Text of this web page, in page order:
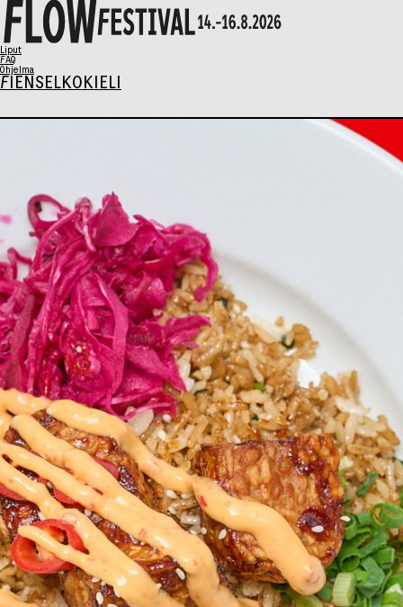
Liput
FAQ
Ohjelma
FI ENSELKOKIELI
Ohjelma
Perhesunnuntai
AIKATAULU
Liput
Syö & Juo
Kävijäinfo
Info / FAQ
Esteettömyys
Rannekkeenvaihto
Kartta & festivaalialue
Saapuminen
Helsinki-opas
Flow Festival App
Nordea Platinum Area
Private Bazaar
Kumppaniaktivoinnit
Flow Festival